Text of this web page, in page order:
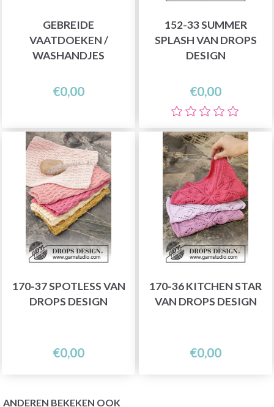
GEBREIDE
VAATDOEKEN /
WASHANDJES
€0,00
152-33 SUMMER
SPLASH VAN DROPS
DESIGN
€0,00
170-37 SPOTLESS VAN
DROPS DESIGN
€0,00
170-36 KITCHEN STAR
VAN DROPS DESIGN
€0,00
ANDEREN BEKEKEN OOK